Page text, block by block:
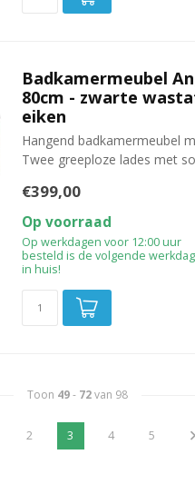
Badkamermeubel
80cm - zwarte
eiken
Hangend badkamermeubel
Twee greeploze lades met
€399,00
Op voorraad
Op werkdagen voor 12:00 uur
besteld is de volgende werkdag
in huis!
Toon 49- 72van 98
2 3 4 5